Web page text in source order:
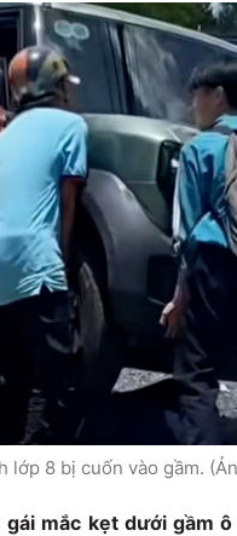
lớp 8 bị cuốn vào gầm.
mắc kẹt dưới gầm